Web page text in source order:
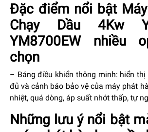
Đặc điểm nổi bật
Chạy Dầu 4Kw
YM8700EW nhiều
chọn
– Bảng điều khiển thông minh: hiển
đủ và cảnh báo bảo vệ của máy phát
nhiệt, quá dòng, áp suất nhớt thấp, tự
Những lưu ý nổi bật